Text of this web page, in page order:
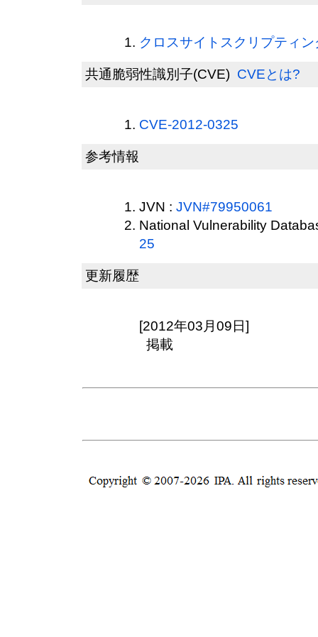
クロスサイトスクリプティ
共通脆弱性識別子(CVE) CVEとは?
CVE-2012-0325
参考情報
JVN : JVN#79950061
National Vulnerability
25
更新履歴
[2012年03月09日]
掲載